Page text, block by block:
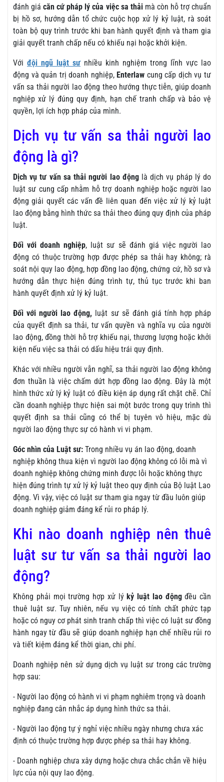
đánh giácăn cứ pháp lý của việc sa thảimà còn hỗ trợ chuẩn
bị hồ sơ, hướng dẫn tổ chức cuộc họp xử lý kỷ luật, rà soát
toàn bộ quy trình trước khi ban hành quyết định và tham gia
giải quyết tranh chấp nếu có khiếu nại hoặc khởi kiện.
Với đội ngũ luật sư nhiều kinh nghiệm trong lĩnh vực lao
động và quản trị doanh nghiệp, Enterlaw cung cấp dịch vụ tư
vấn sa thải người lao động theo hướng thực tiễn, giúp doanh
nghiệp xử lý đúng quy định, hạn chế tranh chấp và bảo vệ
quyền, lợi ích hợp pháp của mình.
Dịch vụ tư vấn sa thải người lao
động là gì?
Dịch vụ tư vấn sa thải người lao độnglà dịch vụ pháp lý do
luật sư cung cấp nhằm hỗ trợ doanh nghiệp hoặc người lao
động giải quyết các vấn đề liên quan đến việc xử lý kỷ luật
lao động bằng hình thức sa thải theo đúng quy định của pháp
luật.
Đối với doanh nghiệp, luật sư sẽ đánh giá việc người lao
động có thuộc trường hợp được phép sa thải hay không; rà
soát nội quy lao động, hợp đồng lao động, chứng cứ, hồ sơ và
hướng dẫn thực hiện đúng trình tự, thủ tục trước khi ban
hành quyết định xử lý kỷ luật.
Đối với người lao động, luật sư sẽ đánh giá tính hợp pháp
của quyết định sa thải, tư vấn quyền và nghĩa vụ của người
lao động, đồng thời hỗ trợ khiếu nại, thương lượng hoặc khởi
kiện nếu việc sa thải có dấu hiệu trái quy định.
Khác với nhiều người vẫn nghĩ, sa thải người lao động không
đơn thuần là việc chấm dứt hợp đồng lao động. Đây là một
hình thức xử lý kỷ luật có điều kiện áp dụng rất chặt chẽ. Chỉ
cần doanh nghiệp thực hiện sai một bước trong quy trình thì
quyết định sa thải cũng có thể bị tuyên vô hiệu, mặc dù
người lao động thực sự có hành vi vi phạm.
Góc nhìn của Luật sư: Trong nhiều vụ án lao động, doanh
nghiệp không thua kiện vì người lao động không có lỗi mà vì
doanh nghiệp không chứng minh được lỗi hoặc không thực
hiện đúng trình tự xử lý kỷ luật theo quy định của Bộ luật Lao
động. Vì vậy, việc có luật sư tham gia ngay từ đầu luôn giúp
doanh nghiệp giảm đáng kể rủi ro pháp lý.
Khi nào doanh nghiệp nên thuê
luật sư tư vấn sa thải người lao
động?
Không phải mọi trường hợp xử lýkỷ luật lao độngđều cần
thuê luật sư. Tuy nhiên, nếu vụ việc có tính chất phức tạp
hoặc có nguy cơ phát sinh tranh chấp thì việc có luật sư đồng
hành ngay từ đầu sẽ giúp doanh nghiệp hạn chế nhiều rủi ro
và tiết kiệm đáng kể thời gian, chi phí.
Doanh nghiệp nên sử dụng dịch vụ luật sư trong các trường
hợp sau:
- Người lao động có hành vi vi phạm nghiêm trọng và doanh
nghiệp đang cân nhắc áp dụng hình thức sa thải.
- Người lao động tự ý nghỉ việc nhiều ngày nhưng chưa xác
định có thuộc trường hợp được phép sa thải hay không.
- Doanh nghiệp chưa xây dựng hoặc chưa chắc chắn về hiệu
lực của nội quy lao động.